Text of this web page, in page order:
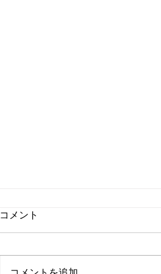
国内ドラマ『ゲームの名は誘
コメント